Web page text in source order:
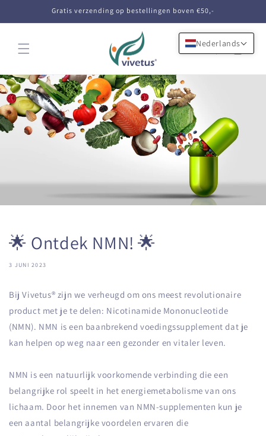
content
Gratis verzending op bestellingen boven €50,-
Winkelwagen
🌟 Ontdek NMN! 🌟
3 JUNI 2023
Bij Vivetus® zijn we verheugd om ons meest revolutionaire
product met je te delen: Nicotinamide Mononucleotide
(NMN). NMN is een baanbrekend voedingssupplement dat je
kan helpen op weg naar een gezonder en vitaler leven.
NMN is een natuurlijk voorkomende verbinding die een
belangrijke rol speelt in het energiemetabolisme van ons
lichaam. Door het innemen van NMN-supplementen kun je
een aantal belangrijke voordelen ervaren die
Nederlands